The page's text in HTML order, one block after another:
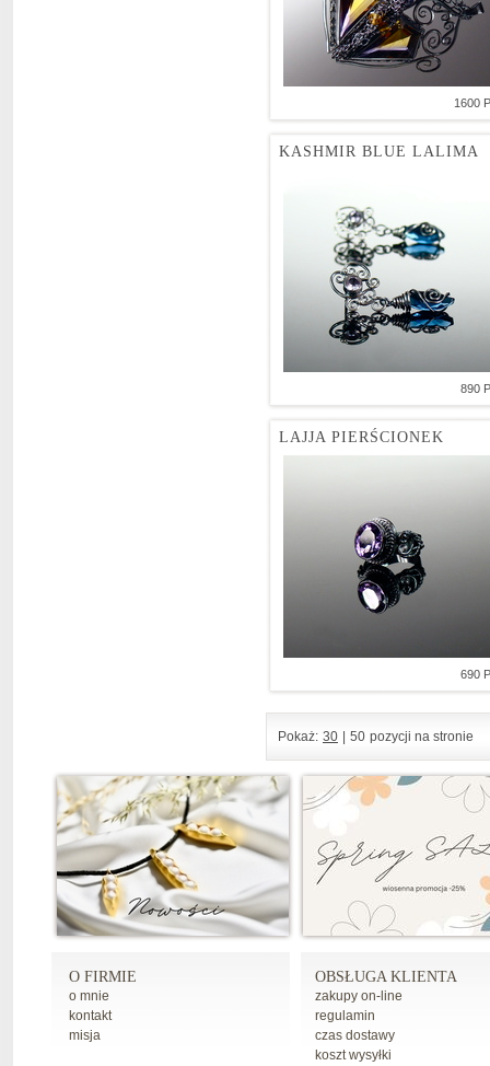
1600
KASHMIR BLUE LALIMA
890
LAJJA PIERŚCIONEK
690
Pokaż: 30 50 pozycji na stronie
O FIRMIE
o mnie
kontakt
misja
OBSŁUGA KLIENTA
zakupy on-line
regulamin
czas dostawy
koszt wysyłki